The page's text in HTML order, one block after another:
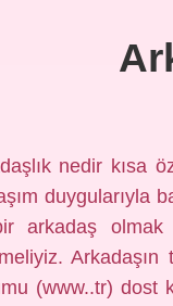
nedir kısa
duygularıyla
arkadaş olmak
Arkadaşın
(www..tr) dost